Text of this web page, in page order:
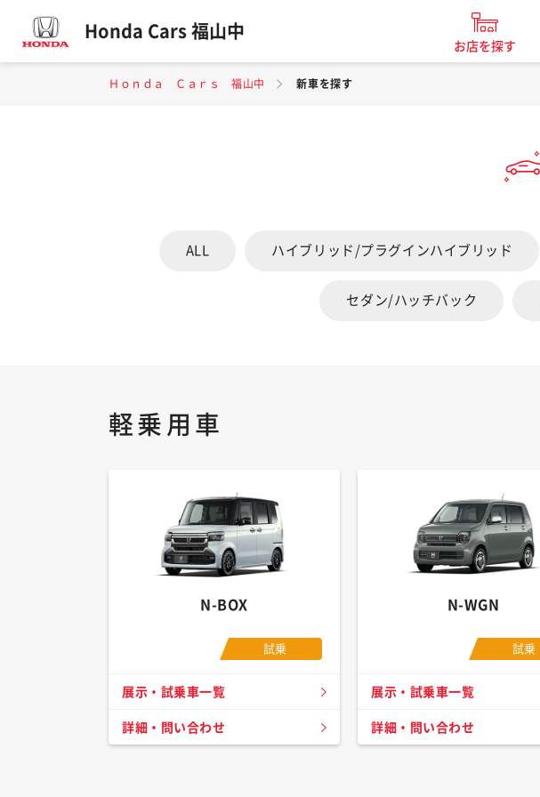
Honda Cars 福山中
お店を探す
Ｈｏｎｄａ Ｃａｒｓ 福山中 新車を探す
ALL ハイブリッド/プラグインハイブリッド
セダン/ハッチバック
軽乗用車
N-BOX
試乗
展示・試乗車一覧
詳細・問い合わせ
N-WGN
試乗
展示・試乗車一覧
詳細・問い合わせ